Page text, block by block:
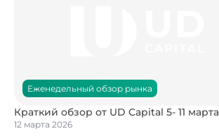
Еженедельный обзор рынка
Краткий обзор от UD Capital 5- 11 марта
12 марта 2026